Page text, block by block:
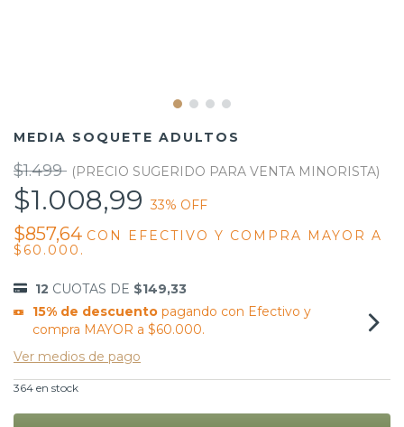
MEDIA SOQUETE ADULTOS
$1.499
$1.008,9933% OFF
$857,64 CON
EFECTIVO Y COMPRA MAYOR A
$60.000.
12 CUOTAS DE $149,33
15% de descuentopagando con Efectivo y
compra MAYOR a $60.000.
Ver medios de pago
364 en stock